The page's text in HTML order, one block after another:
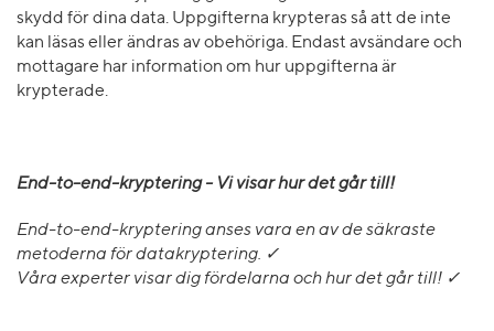
skydd för dina data. Uppgifterna krypteras så att de inte
kan läsas eller ändras av obehöriga. Endast avsändare och
mottagare har information om hur uppgifterna är
krypterade.
End-to-end-kryptering - Vi visar hur det går till!
End-to-end-kryptering anses vara en av de säkraste
metoderna för datakryptering. ✓
Våra experter visar dig fördelarna och hur det går till! ✓